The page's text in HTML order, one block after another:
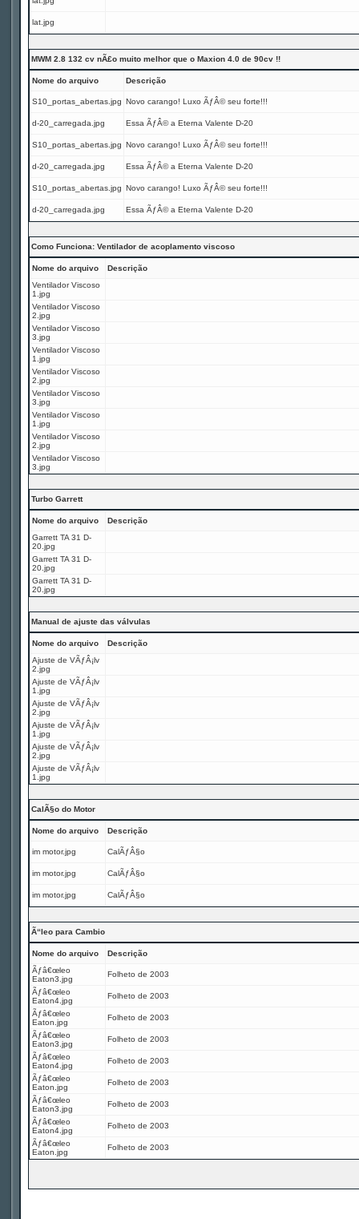
lat.jpg
MWM 2.8 132 cv nÃ£o muito melhor que o Maxion 4.0 de 90cv !!
Nome do arquivo Descrição
S10_portas_abertas.jpg Novo carango! Luxo ÃƒÂ© seu forte!!!
d-20_carregada.jpg Essa ÃƒÂ© a Eterna Valente D-20
S10_portas_abertas.jpg Novo carango! Luxo ÃƒÂ© seu forte!!!
d-20_carregada.jpg Essa ÃƒÂ© a Eterna Valente D-20
S10_portas_abertas.jpg Novo carango! Luxo ÃƒÂ© seu forte!!!
d-20_carregada.jpg Essa ÃƒÂ© a Eterna Valente D-20
Como Funciona: Ventilador de acoplamento viscoso
Nome do arquivo
Descrição
Ventilador Viscoso
1.jpg
Ventilador Viscoso
2.jpg
Ventilador Viscoso
3.jpg
Ventilador Viscoso
1.jpg
Ventilador Viscoso
2.jpg
Ventilador Viscoso
3.jpg
Ventilador Viscoso
1.jpg
Ventilador Viscoso
2.jpg
Ventilador Viscoso
3.jpg
Turbo Garrett
Nome do arquivo
Descrição
Garrett TA 31 D-
20.jpg
Garrett TA 31 D-
20.jpg
Garrett TA 31 D-
20.jpg
Manual de ajuste das válvulas
Nome do arquivo
Descrição
Ajuste de VÃƒÂ¡lv
2.jpg
Ajuste de VÃƒÂ¡lv
1.jpg
Ajuste de VÃƒÂ¡lv
2.jpg
Ajuste de VÃƒÂ¡lv
1.jpg
Ajuste de VÃƒÂ¡lv
2.jpg
Ajuste de VÃƒÂ¡lv
1.jpg
CalÃ§o do Motor
Nome do arquivo Descrição
im motor.jpg CalÃƒÂ§o
im motor.jpg CalÃƒÂ§o
im motor.jpg CalÃƒÂ§o
Ã“leo para Cambio
Nome do arquivo
Descrição
Ãƒâ€œleo
Eaton3.jpg
Folheto de 2003
Ãƒâ€œleo
Eaton4.jpg
Folheto de 2003
Ãƒâ€œleo
Eaton.jpg
Folheto de 2003
Ãƒâ€œleo
Eaton3.jpg
Folheto de 2003
Ãƒâ€œleo
Eaton4.jpg
Folheto de 2003
Ãƒâ€œleo
Eaton.jpg
Folheto de 2003
Ãƒâ€œleo
Eaton3.jpg
Folheto de 2003
Ãƒâ€œleo
Eaton4.jpg
Folheto de 2003
Ãƒâ€œleo
Eaton.jpg
Folheto de 2003